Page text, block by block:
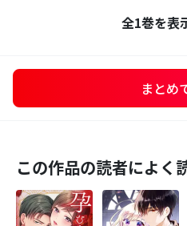
全1巻を表
まとめ
この作品の読者によく